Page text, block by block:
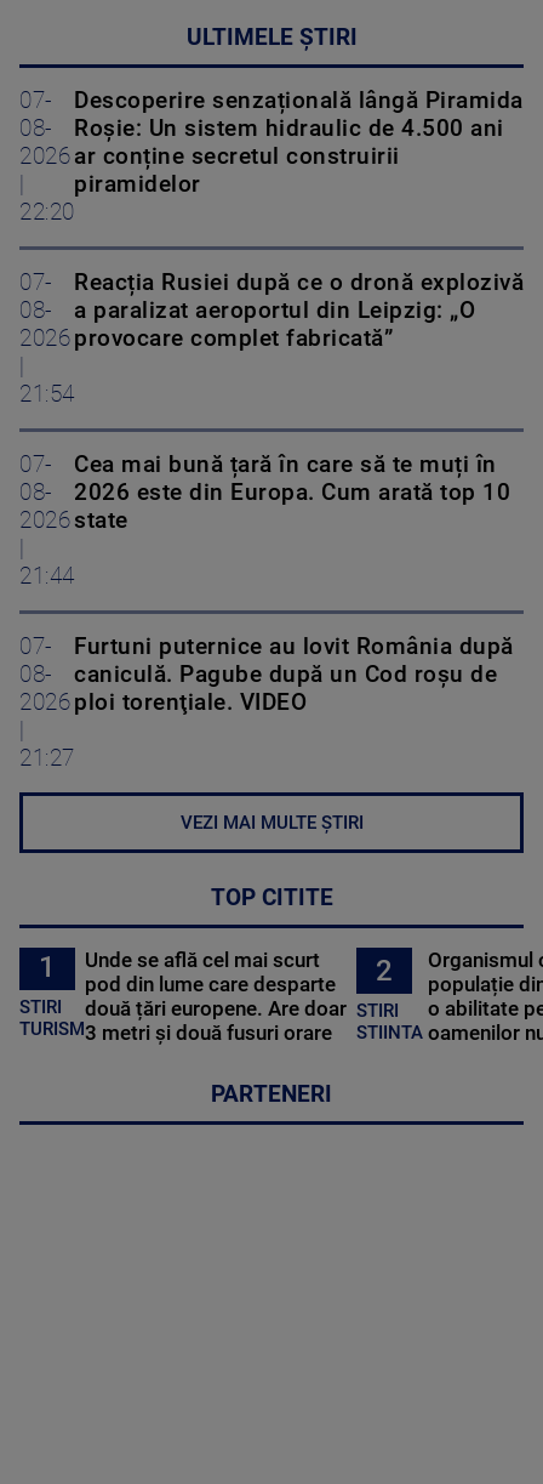
ULTIMELE ȘTIRI
07-
08-
2026
22:20
Descoperire senzațională lângă Piramida
Roșie: Un sistem hidraulic de 4.500 ani
ar conține secretul construirii
piramidelor
07-
08-
2026
21:54
Reacția Rusiei după ce o dronă explozivă
a paralizat aeroportul din Leipzig: „O
provocare complet fabricată”
07-
08-
2026
21:44
Cea mai bună țară în care să te muți în
2026 este din Europa. Cum arată top 10
state
07-
08-
2026
21:27
Furtuni puternice au lovit România după
caniculă. Pagube după un Cod roşu de
ploi torenţiale. VIDEO
VEZI MAI MULTE ȘTIRI
TOP CITITE
1
STIRI
TURISM
Unde se află cel mai scurt
pod din lume care desparte
două țări europene. Are doar
3 metri și două fusuri orare
2
STIRI
STIINTA
Organismul
populație
o abilitate
oamenilor
PARTENERI